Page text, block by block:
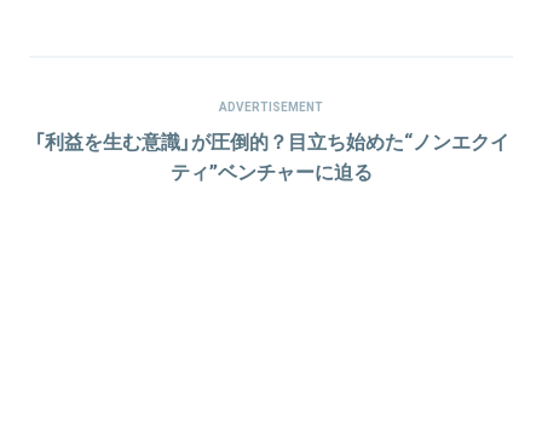
ADVERTISEMENT
「利益を生む意識」が圧倒的？目立ち始めた“ノンエクイ
ティ”ベンチャーに迫る